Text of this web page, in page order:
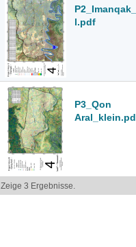
l.pdf
P3_Qon
Zeige 3 Ergebnisse.